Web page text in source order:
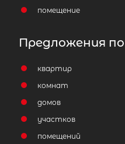
помещение
Предложения
квартир
комнат
домов
участков
помещений